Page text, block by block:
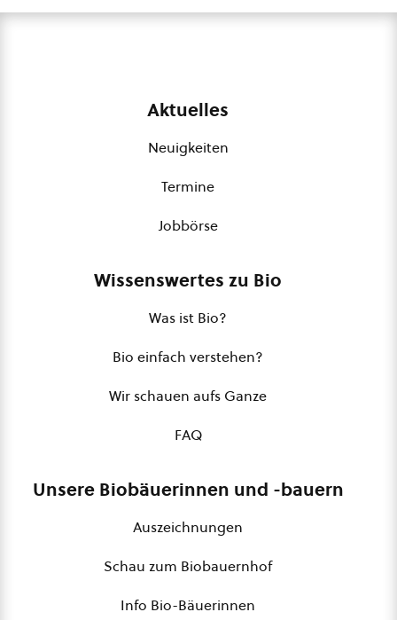
Aktuelles
Neuigkeiten
Termine
Jobbörse
Wissenswertes zu Bio
Was ist Bio?
Bio einfach verstehen?
Wir schauen aufs Ganze
FAQ
Unsere Biobäuerinnen und -bauern
Auszeichnungen
Schau zum Biobauernhof
Info Bio-Bäuerinnen